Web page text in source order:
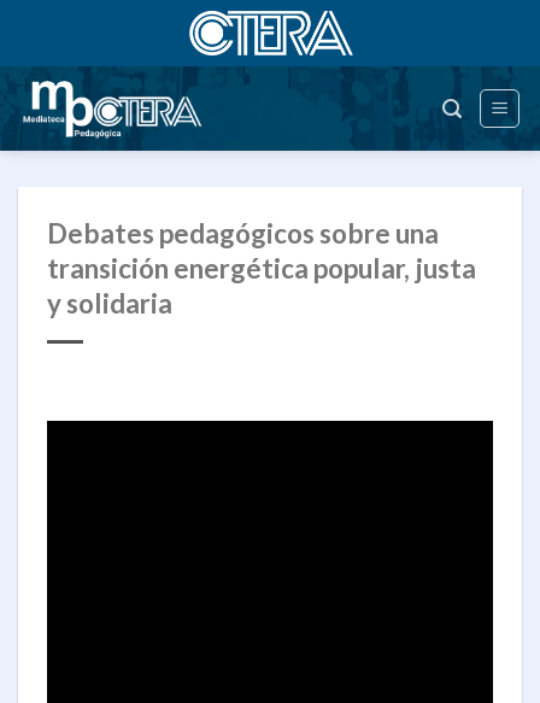
contenido
Debates pedagógicos sobre una
transición energética popular, justa
y solidaria